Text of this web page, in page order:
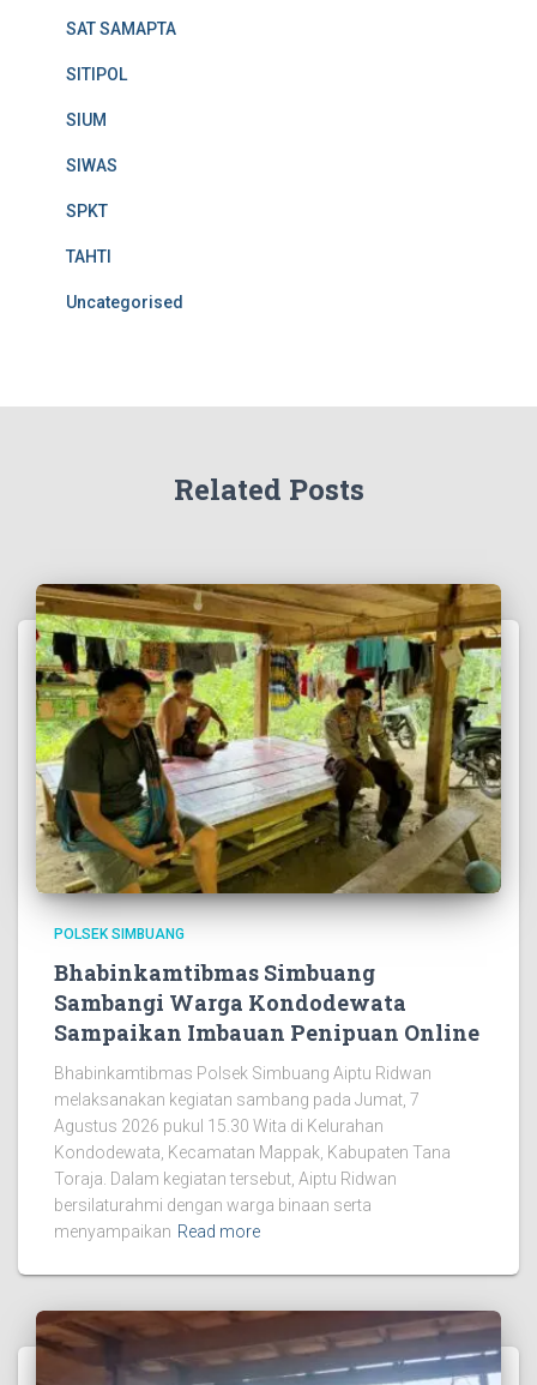
SAT SAMAPTA
SITIPOL
SIUM
SIWAS
SPKT
TAHTI
Uncategorised
Related Posts
POLSEK SIMBUANG
Bhabinkamtibmas Simbuang
Sambangi Warga Kondodewata
Sampaikan Imbauan Penipuan Online
Bhabinkamtibmas Polsek Simbuang Aiptu Ridwan
melaksanakan kegiatan sambang pada Jumat, 7
Agustus 2026 pukul 15.30 Wita di Kelurahan
Kondodewata, Kecamatan Mappak, Kabupaten Tana
Toraja. Dalam kegiatan tersebut, Aiptu Ridwan
bersilaturahmi dengan warga binaan serta
menyampaikan Read more